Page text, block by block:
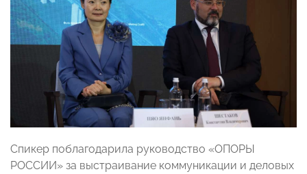
Спикер поблагодарила руководство «ОПОРЫ
РОССИИ» за выстраивание коммуникации и деловых